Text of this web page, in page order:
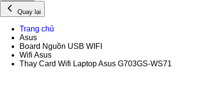
Quay lại
Trang chủ
Asus
Board Nguồn USB WIFI
Wifi Asus
Thay Card Wifi Laptop Asus G703GS-WS71